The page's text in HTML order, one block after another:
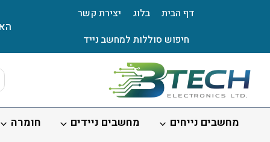
דף הבית בלוג
יצירת קשר
חיפוש סוללות למחשב נייד
מחשבים נייחים מחשבים ניידים חומרה